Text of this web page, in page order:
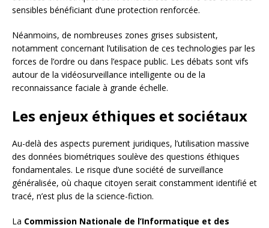
sensibles bénéficiant d’une protection renforcée.
Néanmoins, de nombreuses zones grises subsistent,
notamment concernant l’utilisation de ces technologies par les
forces de l’ordre ou dans l’espace public. Les débats sont vifs
autour de la vidéosurveillance intelligente ou de la
reconnaissance faciale à grande échelle.
Les enjeux éthiques et sociétaux
Au-delà des aspects purement juridiques, l’utilisation massive
des données biométriques soulève des questions éthiques
fondamentales. Le risque d’une société de surveillance
généralisée, où chaque citoyen serait constamment identifié et
tracé, n’est plus de la science-fiction.
La Commission Nationale de l’Informatique et des